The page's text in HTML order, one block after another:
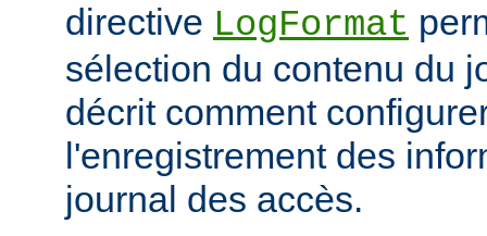
directive LogFormat
sélection du contenu du
décrit comment
l'enregistrement des
journal des accès.